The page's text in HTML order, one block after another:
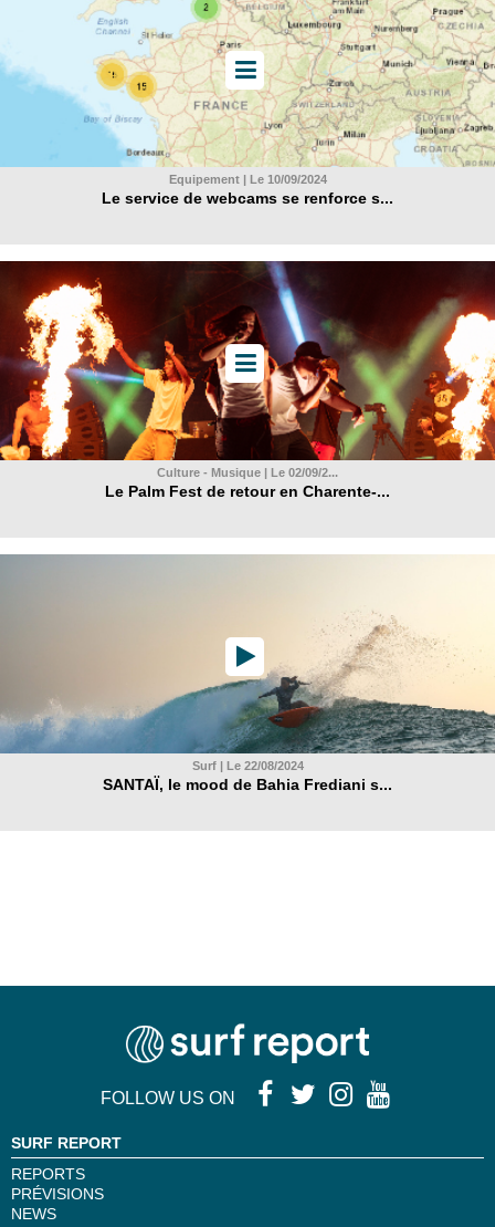
Equipement | Le 10/09/2024
Le service de webcams se renforce s...
Culture - Musique | Le 02/09/2...
Le Palm Fest de retour en Charente-...
Surf | Le 22/08/2024
SANTAÏ, le mood de Bahia Frediani s...
FOLLOW US ON
SURF REPORT
REPORTS
PRÉVISIONS
NEWS